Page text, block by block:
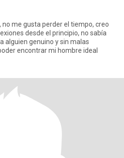
no me gusta perder el tiempo, creo
desde el principio, no sabía
alguien genuino y sin malas
encontrar mi hombre ideal